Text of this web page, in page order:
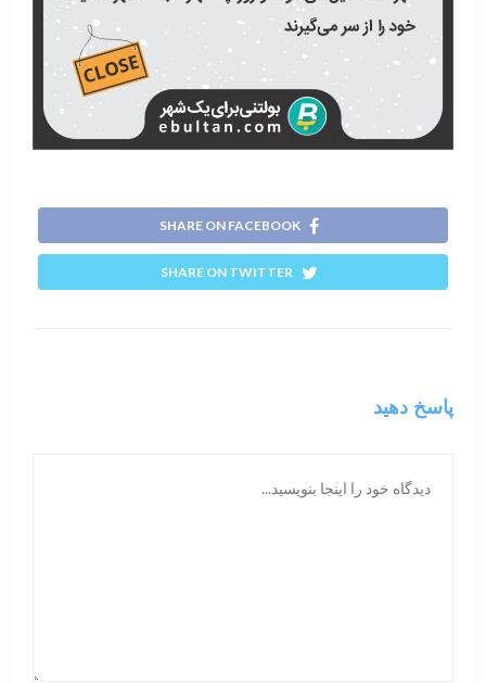
SHARE ON FACEBOOK
SHARE ON TWITTER
پاسخ دهید